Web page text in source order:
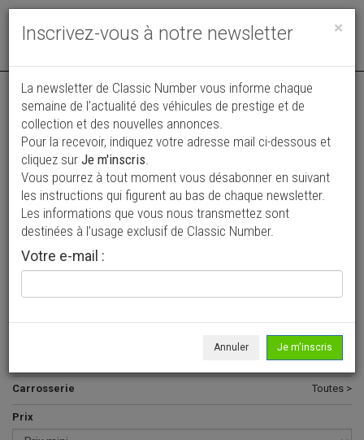
Toggle
Vos annonces vues par
plus de 4 millions de collectionneurs
Ajouter une annonce
> Rechercher un véhicule
Tous >
Carrosserie Toutes >
Prix
×
Inscrivez-vous à notre newsletter
La newsletter de Classic Number vous informe chaque
semaine de l’actualité des véhicules de prestige et de
collection et des nouvelles annonces.
Pour la recevoir, indiquez votre adresse mail ci-dessous et
cliquez sur Je m'inscris.
Vous pourrez à tout moment vous désabonner en suivant
les instructions qui figurent au bas de chaque newsletter.
Les informations que vous nous transmettez sont
destinées à l’usage exclusif de Classic Number.
Votre e-mail :
Annuler Je m'inscris